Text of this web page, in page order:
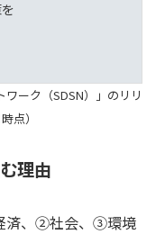
ワーク（SDSN）」のリリ
点）
理由
済、②社会、③環境